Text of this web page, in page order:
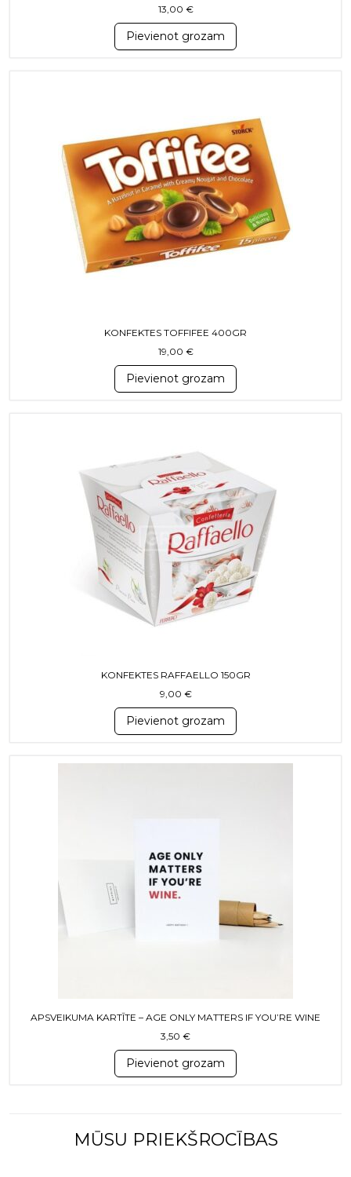
13,00 €
Pievienot grozam
KONFEKTES TOFFIFEE 400GR
19,00 €
Pievienot grozam
KONFEKTES RAFFAELLO 150GR
9,00 €
Pievienot grozam
APSVEIKUMA KARTĪTE – AGE ONLY MATTERS IF YOU’RE WINE
3,50 €
Pievienot grozam
MŪSU PRIEKŠROCĪBAS